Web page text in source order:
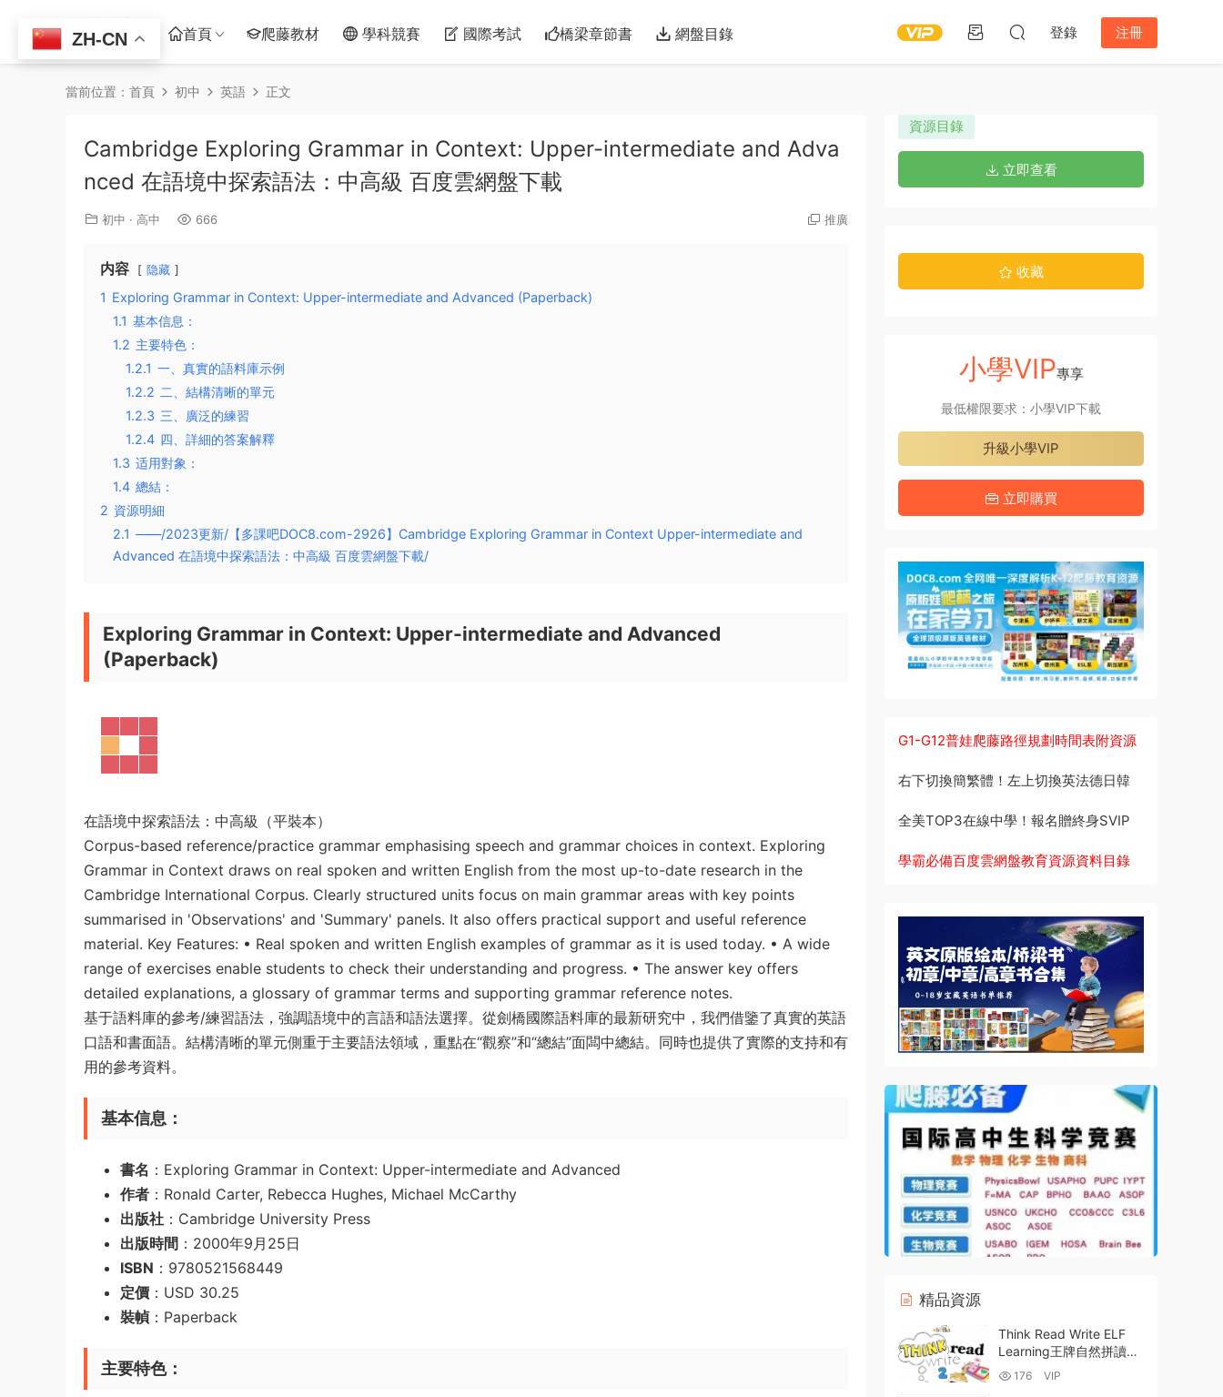
首頁 爬藤教材 學科競賽 國際考試 橋梁章節書 網盤目錄 登錄 注冊
當前位置： 首頁 初中 英語 正文
Cambridge Exploring Grammar in Context: Upper-intermediate and Adva
nced 在語境中探索語法：中高級 百度雲網盤下載
初中 · 高中 666 推廣
内容 隐藏
1 Exploring Grammar in Context: Upper-intermediate and Advanced (Paperback)
1.1 基本信息：
1.2 主要特色：
1.2.1 一、真實的語料庫示例
1.2.2 二、結構清晰的單元
1.2.3 三、廣泛的練習
1.2.4 四、詳細的答案解釋
1.3 适用對象：
1.4 總結：
2 資源明細
2.1 ——/2023更新/【多課吧DOC8.com-2926】Cambridge Exploring Grammar in Context Upper-intermediate and
Advanced 在語境中探索語法：中高級 百度雲網盤下載/
Exploring Grammar in Context: Upper-intermediate and Advanced
(Paperback)
在語境中探索語法：中高級（平裝本）
Corpus-based reference/practice grammar emphasising speech and grammar choices in context. Exploring
Grammar in Context draws on real spoken and written English from the most up-to-date research in the
Cambridge International Corpus. Clearly structured units focus on main grammar areas with key points
summarised in 'Observations' and 'Summary' panels. It also offers practical support and useful reference
material. Key Features: • Real spoken and written English examples of grammar as it is used today. • A wide
range of exercises enable students to check their understanding and progress. • The answer key offers
detailed explanations, a glossary of grammar terms and supporting grammar reference notes.
基于語料庫的參考/練習語法，強調語境中的言語和語法選擇。從劍橋國際語料庫的最新研究中，我們借鑒了真實的英語
口語和書面語。結構清晰的單元側重于主要語法領域，重點在“觀察”和“總結”面闆中總結。同時也提供了實際的支持和有
用的參考資料。
基本信息 ：
書名 ：Exploring Grammar in Context: Upper-intermediate and Advanced
作者 ：Ronald Carter, Rebecca Hughes, Michael McCarthy
出版社 ：Cambridge University Press
出版時間 ：2000年9月25日
ISBN ：9780521568449
定價 ：USD 30.25
裝幀：Paperback
主要特色：
資源目錄
立即查看
收藏
小學VIP專享
最低權限要求：小學VIP下載
升級小學VIP
立即購買
G1-G12普娃爬藤路徑規劃時間表附資源
右下切換簡繁體！左上切換英法德日韓
全美TOP3在線中學！報名贈終身SVIP
學霸必備百度雲網盤教育資源資料目錄
精品資源
Think Read Write ELF
Learning王牌自然拼讀視
頻動畫課程 全套600集
MP4資源 百度雲網盤下載
176 VIP
ZH-CN